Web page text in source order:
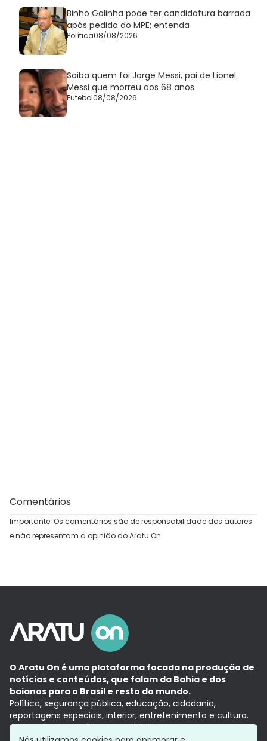
Binho Galinha pode ter candidatura barrada
após pedido do MPE; entenda
Política08/08/2026
Saiba quem foi Jorge Messi, pai de Lionel
Messi que morreu aos 68 anos
Futebol08/08/2026
Comentários
Importante: Os comentários são de responsabilidade dos autores
e não representam a opinião do Aratu On.
O Aratu On é uma plataforma focada na produção de
notícias e conteúdos, que falam da Bahia e dos
baianos para o Brasil e resto do mundo.
Política, segurança pública, educação, cidadania,
reportagens especiais, interior, entretenimento e cultura.
Aqui, tudo vira notícia e a notícia é no tempo presente,